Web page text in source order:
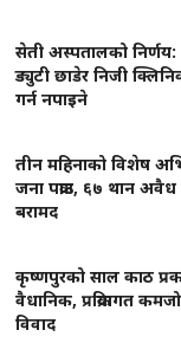
सेती अस्पतालको निर्णय:
ड्युटी छाडेर निजी
गर्न नपाइने
तीन महिनाको विशेष
जना पक्राउ, ६७ थान अवैध
बरामद
कृष्णपुरको साल काठ
वैधानिक, प्रक्रियागत
विवाद